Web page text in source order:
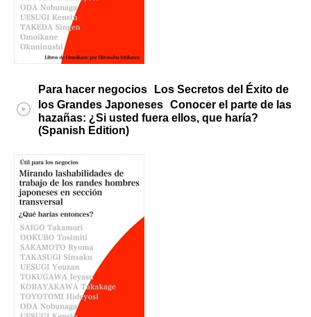
Para hacer negocios Los Secretos del Éxito de
los Grandes Japoneses Conocer el parte de las
hazañas: ¿Si usted fuera ellos, que haría?
(Spanish Edition)